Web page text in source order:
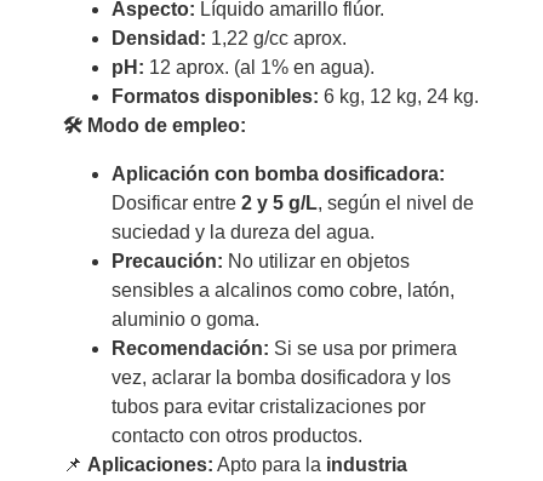
Aspecto: Líquido amarillo flúor.
Densidad: 1,22 g/cc aprox.
pH: 12 aprox. (al 1% en agua).
Formatos disponibles: 6 kg, 12 kg, 24 kg.
🛠 Modo de empleo:
Aplicación con bomba dosificadora:
Dosificar entre 2 y 5 g/L, según el nivel de
suciedad y la dureza del agua.
Precaución: No utilizar en objetos
sensibles a alcalinos como cobre, latón,
aluminio o goma.
Recomendación: Si se usa por primera
vez, aclarar la bomba dosificadora y los
tubos para evitar cristalizaciones por
contacto con otros productos.
📌 Aplicaciones: Apto para la industria